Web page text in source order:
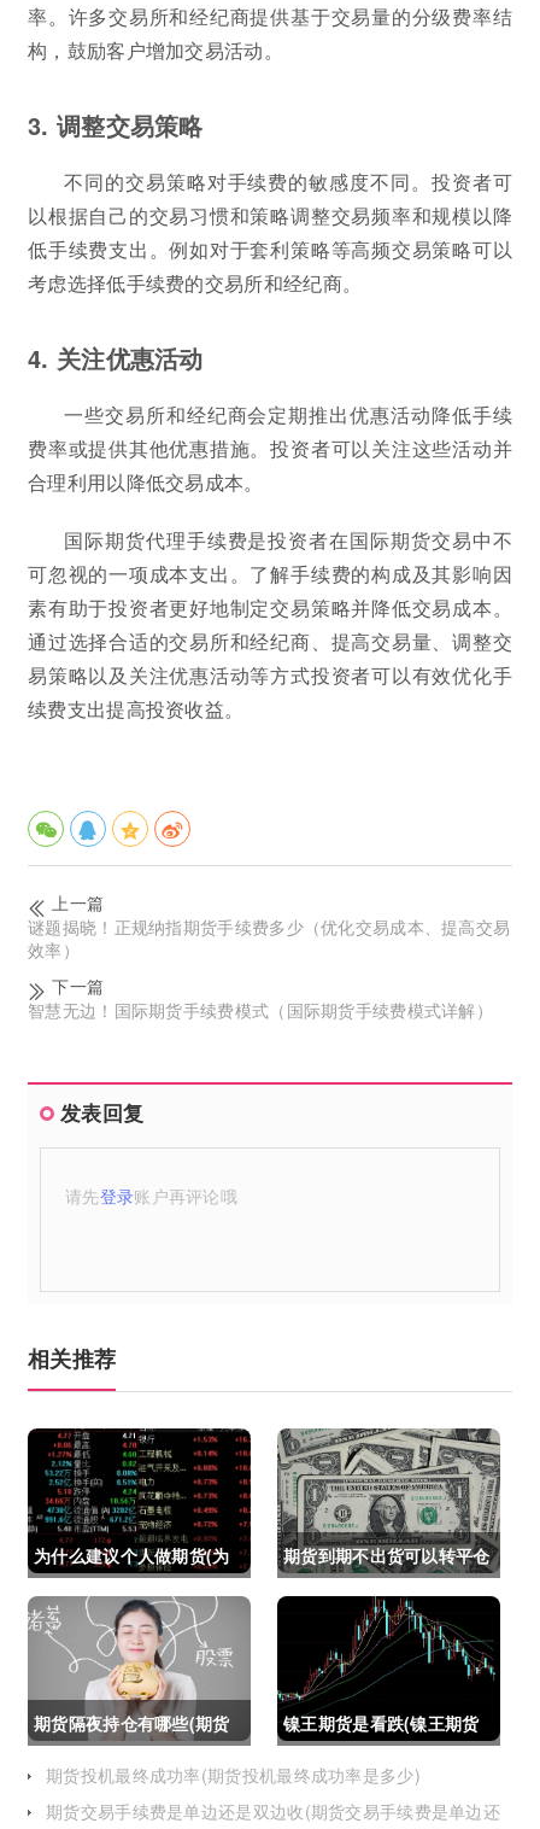
率。许多交易所和经纪商提供基于交易量的分级费率结
构，鼓励客户增加交易活动。
3. 调整交易策略
不同的交易策略对手续费的敏感度不同。投资者可
以根据自己的交易习惯和策略调整交易频率和规模以降
低手续费支出。例如对于套利策略等高频交易策略可以
考虑选择低手续费的交易所和经纪商。
4. 关注优惠活动
一些交易所和经纪商会定期推出优惠活动降低手续
费率或提供其他优惠措施。投资者可以关注这些活动并
合理利用以降低交易成本。
国际期货代理手续费是投资者在国际期货交易中不
可忽视的一项成本支出。了解手续费的构成及其影响因
素有助于投资者更好地制定交易策略并降低交易成本。
通过选择合适的交易所和经纪商、提高交易量、调整交
易策略以及关注优惠活动等方式投资者可以有效优化手
续费支出提高投资收益。
上一篇
谜题揭晓！正规纳指期货手续费多少（优化交易成本、提高交易
效率）
下一篇
智慧无边！国际期货手续费模式（国际期货手续费模式详解）
发表回复
请先登录账户再评论哦
相关推荐
为什么建议个人做期货(为
什么建议个人做期货交易)
期货到期不出货可以转平仓
吗吗(期货如果到期不平仓
怎么办)
期货隔夜持仓有哪些(期货
隔夜持仓有哪些风险)
镍王期货是看跌(镍王期货
是看跌还是看涨)
期货投机最终成功率(期货投机最终成功率是多少)
期货交易手续费是单边还是双边收(期货交易手续费是单边还